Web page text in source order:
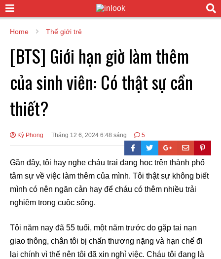
Home Thế giới trẻ
[BTS] Giới hạn giờ làm thêm
của sinh viên: Có thật sự cần
thiết?
Kỳ Phong Tháng 12 6, 2024 6:48 sáng 5
Gần đây, tôi hay nghe cháu trai đang học trên thành phố
tâm sự về việc làm thêm của mình. Tôi thật sự không biết
mình có nên ngăn cản hay để cháu có thêm nhiều trải
nghiệm trong cuộc sống.
Tôi năm nay đã 55 tuổi, một năm trước do gặp tai nạn
giao thông, chân tôi bị chấn thương nặng và hạn chế đi
lại chính vì thế nên tôi đã xin nghỉ việc. Cháu tôi đang là